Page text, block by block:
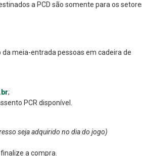
a PCD são somente para os
da meia-entrada pessoas em cadeira de
;
PCR disponível.
seja adquirido no dia do jogo)
finalize a compra.